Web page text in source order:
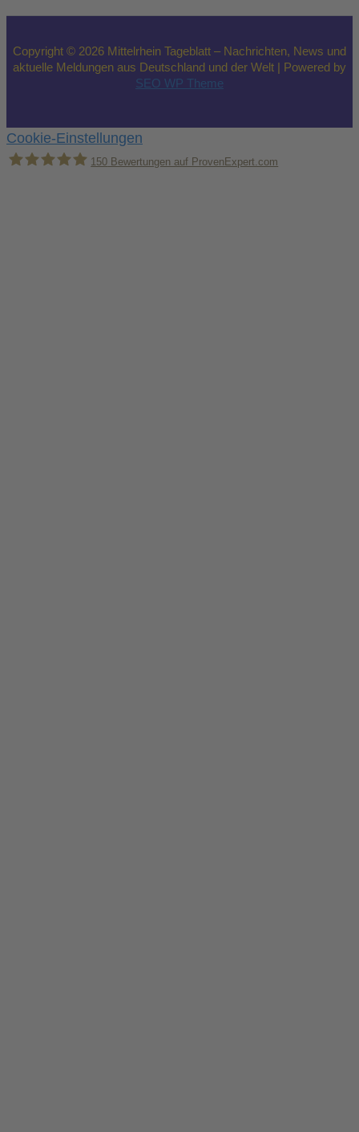
Copyright © 2026 Mittelrhein Tageblatt – Nachrichten, News und
aktuelle Meldungen aus Deutschland und der Welt | Powered by
SEO WP Theme
Cookie-Einstellungen
150 Bewertungen auf ProvenExpert.com